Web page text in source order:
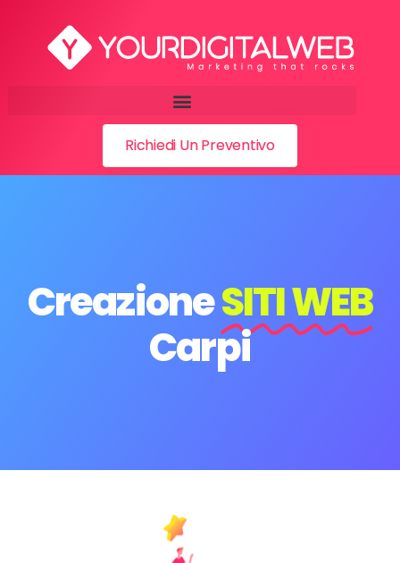
Richiedi Un Preventivo
CreazioneSITI WEB
Carpi